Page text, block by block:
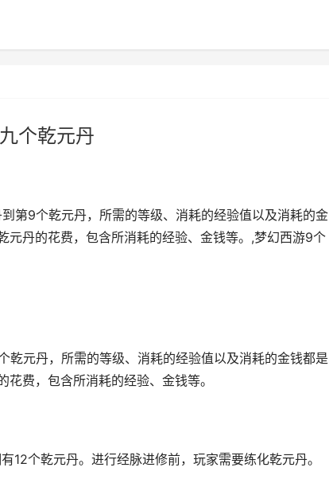
个乾元丹
第9个乾元丹，所需的等级、消耗的经验值以及消耗的金
丹的花费，包含所消耗的经验、金钱等。,梦幻西游9个
乾元丹，所需的等级、消耗的经验值以及消耗的金钱都是
费，包含所消耗的经验、金钱等。
12个乾元丹。进行经脉进修前，玩家需要练化乾元丹。